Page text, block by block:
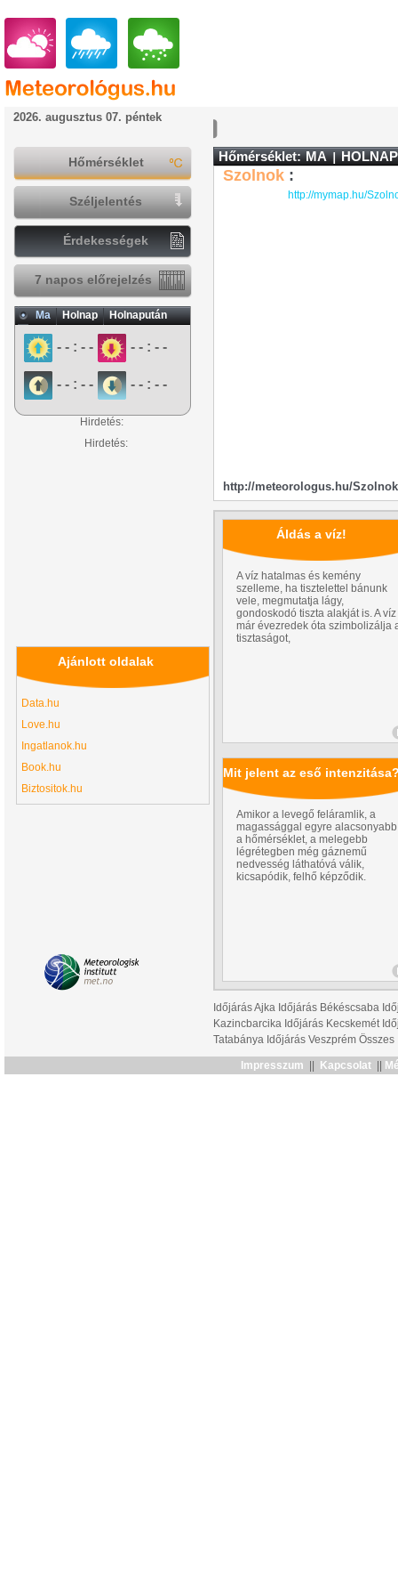
2026. augusztus 07. péntek
Hőmérséklet: MA HOLNAP
Szolnok :
http://mymap.hu/
http://meteorologus.hu/Szolnok
Áldás a víz!
A víz hatalmas és kemény
szelleme, ha tisztelettel bánunk
vele, megmutatja lágy,
gondoskodó tiszta alakját is. A víz
már évezredek óta szimbolizálja
tisztaságot,
Mit jelent az eső
Amikor a levegő feláramlik, a
magassággal egyre alacsonyabb
a hőmérséklet, a melegebb
légrétegben még gáznemű
nedvesség láthatóvá válik,
kicsapódik, felhő képződik.
Időjárás Ajka Időjárás Békéscsaba
Kazincbarcika Időjárás Kecskemét
Tatabánya Időjárás Veszprém Összes
Hőmérséklet
Széljelentés
Érdekességek
7 napos előrejelzés
Ma Holnap Holnapután
- - : - - - - : - -
- - : - - - - : - -
Hirdetés:
Hirdetés:
Ajánlott oldalak
Data.hu
Love.hu
Ingatlanok.hu
Book.hu
Biztositok.hu
Impresszum Kapcsolat